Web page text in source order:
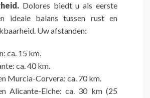
Dolores biedt u als eerste
ideale balans tussen rust en
Uw afstanden:
ca. 15 km.
ca. 40 km.
Murcia-Corvera: ca. 70 km.
Alicante-Elche: ca. 30 km (25